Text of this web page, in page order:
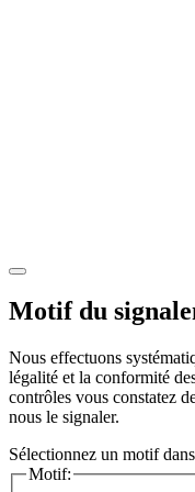
Motif du
Nous effectuons
légalité et la conformité
contrôles vous constatez
nous le signaler.
Sélectionnez un motif
Motif: